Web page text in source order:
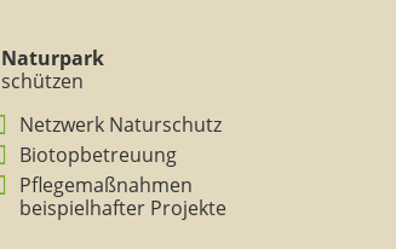
Naturpark
schützen
Netzwerk Naturschutz
Biotopbetreuung
Pflegemaßnahmen
beispielhafter Projekte